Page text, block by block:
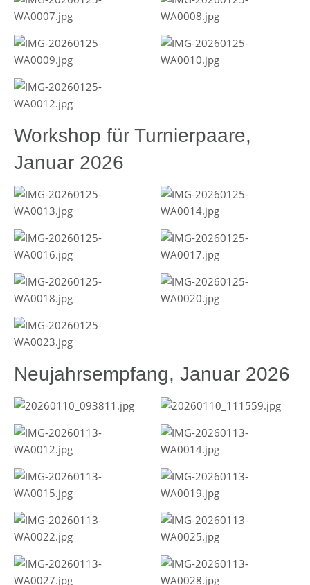
Workshop für Turnierpaare,
Januar 2026
Neujahrsempfang, Januar 2026